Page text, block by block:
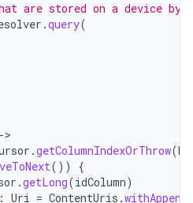
are stored on a device by
.query(
-
.getColumnIndexOrThrow(
())
{
.getLong(idColumn)
: Uri = ContentUris .